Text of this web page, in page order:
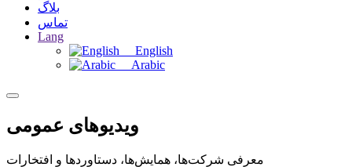
بلاگ
تماس
Lang
English
Arabic
ویدیوهای عمومی
معرفی شرکت‌ها، همایش‌ها، دستاوردها و افتخارات